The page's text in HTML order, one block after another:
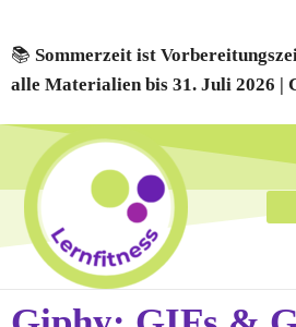
📚 Sommerzeit ist
alle Materialien bis 31. Juli 2026 |